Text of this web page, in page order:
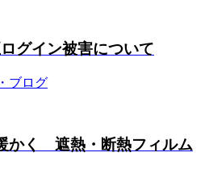
グイン被害について
ブログ
かく 遮熱・断熱フィルム